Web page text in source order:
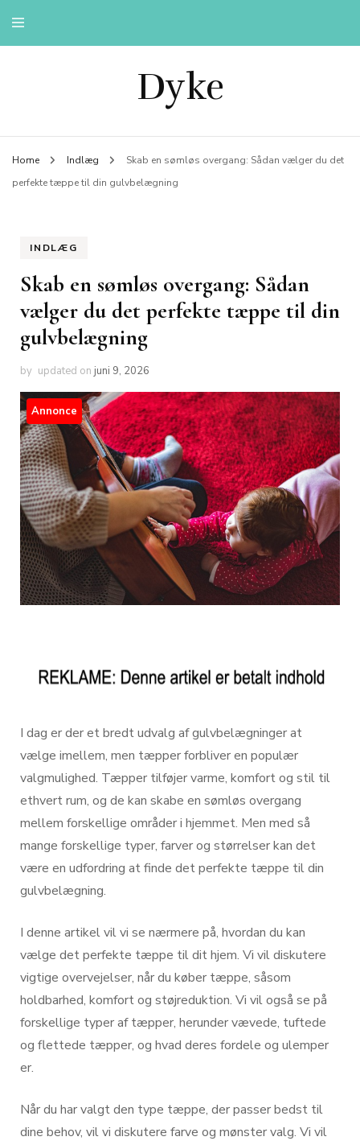
Dyke
Home Indlæg
Skab en sømløs overgang: Sådan vælger du det
perfekte tæppe til din gulvbelægning
INDLÆG
Skab en sømløs overgang: Sådan
vælger du det perfekte tæppe til din
gulvbelægning
by updated on juni 9, 2026
Annonce
I dag er der et bredt udvalg af gulvbelægninger at
vælge imellem, men tæpper forbliver en populær
valgmulighed. Tæpper tilføjer varme, komfort og stil til
ethvert rum, og de kan skabe en sømløs overgang
mellem forskellige områder i hjemmet. Men med så
mange forskellige typer, farver og størrelser kan det
være en udfordring at finde det perfekte tæppe til din
gulvbelægning.
I denne artikel vil vi se nærmere på, hvordan du kan
vælge det perfekte tæppe til dit hjem. Vi vil diskutere
vigtige overvejelser, når du køber tæppe, såsom
holdbarhed, komfort og støjreduktion. Vi vil også se på
forskellige typer af tæpper, herunder vævede, tuftede
og flettede tæpper, og hvad deres fordele og ulemper
er.
Når du har valgt den type tæppe, der passer bedst til
dine behov, vil vi diskutere farve og mønster valg. Vi vil